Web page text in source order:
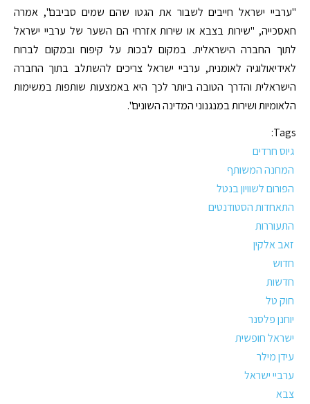
"ערביי ישראל חייבים לשבור את הגטו שהם שמים סביבם", אמרה
חאסכייה, "שירות בצבא או שירות אזרחי הם השער של ערביי ישראל
לתוך החברה הישראלית. במקום לבכות על קיפוח ובמקום לברוח
לאידיאולוגיה לאומנית, ערביי ישראל צריכים להשתלב בתוך החברה
הישראלית והדרך הטובה ביותר לכך היא באמצעות שותפות במשימות
הלאומיות ושירות במנגנוני המדינה השונים".
Tags:
גיוס חרדים
המחנה המשותף
הפורום לשוויון בנטל
התאחדות הסטודנטים
התעוררות
זאב אלקין
חדוש
חדשות
חוק טל
יוחנן פלסנר
ישראל חופשית
עידן מילר
ערביי ישראל
צבא